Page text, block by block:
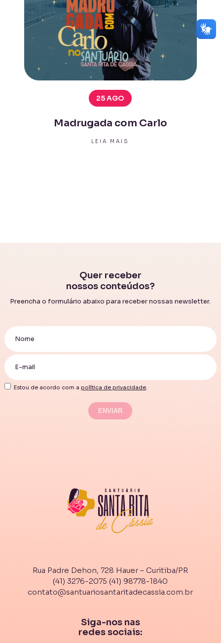
25 AGO
Madrugada com Carlo
LEIA MAIS
Quer receber
nossos conteúdos?
Preencha o formulário abaixo para receber nossas newsletter.
Estou de acordo com a política de privacidade.
Rua Padre Dehon, 728 Hauer – Curitiba/PR
(41) 3276-2075 (41) 98778-1840
contato@santuariosantaritadecassia.com.br
Siga-nos nas
redes sociais: